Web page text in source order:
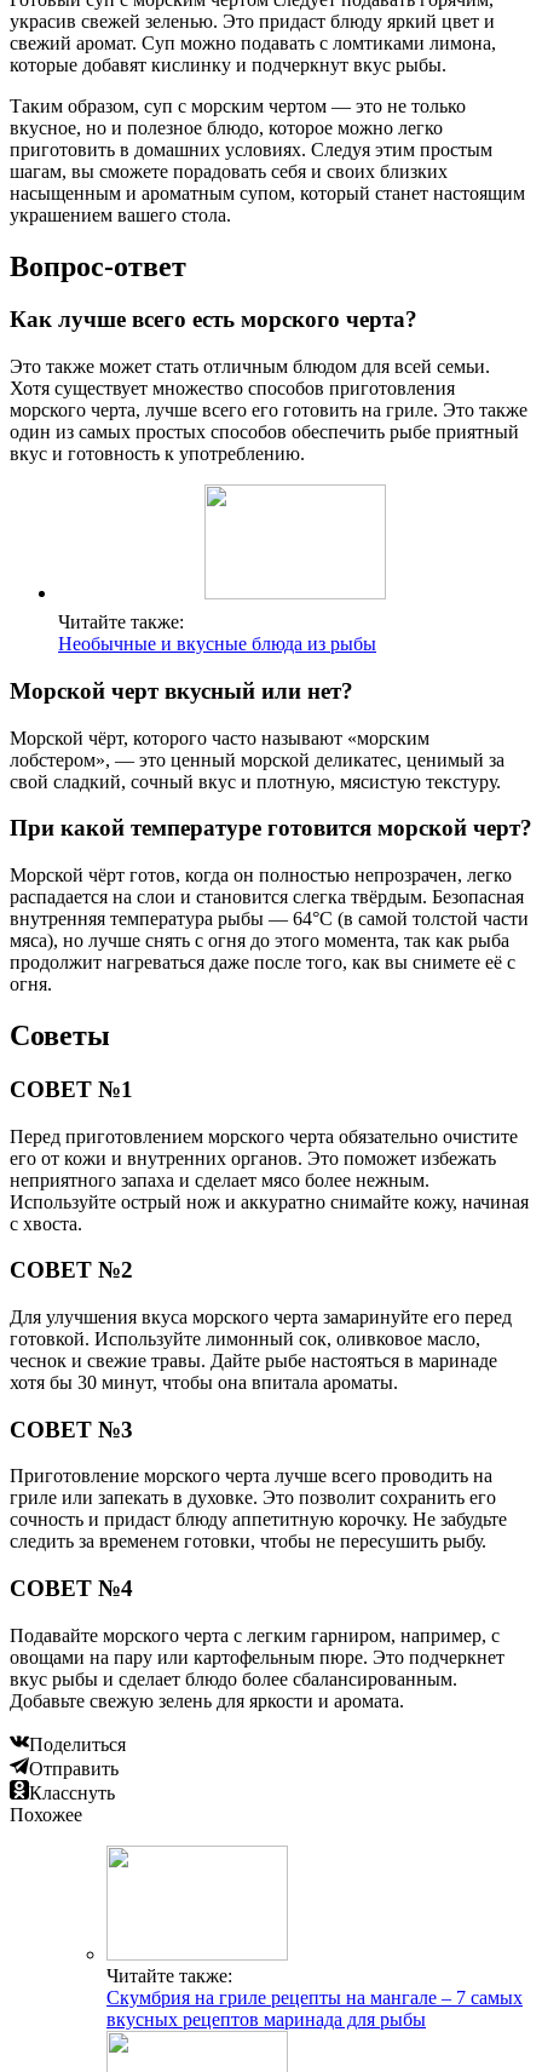
украсив свежей зеленью. Это придаст блюду яркий цвет и
свежий аромат. Суп можно подавать с ломтиками лимона,
которые добавят кислинку и подчеркнут вкус рыбы.
Таким образом, суп с морским чертом — это не только
вкусное, но и полезное блюдо, которое можно легко
приготовить в домашних условиях. Следуя этим простым
шагам, вы сможете порадовать себя и своих близких
насыщенным и ароматным супом, который станет настоящим
украшением вашего стола.
Вопрос-ответ
Как лучше всего есть морского черта?
Это также может стать отличным блюдом для всей семьи.
Хотя существует множество способов приготовления
морского черта, лучше всего его готовить на гриле. Это также
один из самых простых способов обеспечить рыбе приятный
вкус и готовность к употреблению.
Читайте также:
Необычные и вкусные блюда из рыбы
Морской черт вкусный или нет?
Морской чёрт, которого часто называют «морским
лобстером», — это ценный морской деликатес, ценимый за
свой сладкий, сочный вкус и плотную, мясистую текстуру.
При какой температуре готовится морской черт?
Морской чёрт готов, когда он полностью непрозрачен, легко
распадается на слои и становится слегка твёрдым. Безопасная
внутренняя температура рыбы — 64°C (в самой толстой части
мяса), но лучше снять с огня до этого момента, так как рыба
продолжит нагреваться даже после того, как вы снимете её с
огня.
Советы
СОВЕТ №1
Перед приготовлением морского черта обязательно очистите
его от кожи и внутренних органов. Это поможет избежать
неприятного запаха и сделает мясо более нежным.
Используйте острый нож и аккуратно снимайте кожу, начиная
с хвоста.
СОВЕТ №2
Для улучшения вкуса морского черта замаринуйте его перед
готовкой. Используйте лимонный сок, оливковое масло,
чеснок и свежие травы. Дайте рыбе настояться в маринаде
хотя бы 30 минут, чтобы она впитала ароматы.
СОВЕТ №3
Приготовление морского черта лучше всего проводить на
гриле или запекать в духовке. Это позволит сохранить его
сочность и придаст блюду аппетитную корочку. Не забудьте
следить за временем готовки, чтобы не пересушить рыбу.
СОВЕТ №4
Подавайте морского черта с легким гарниром, например, с
овощами на пару или картофельным пюре. Это подчеркнет
вкус рыбы и сделает блюдо более сбалансированным.
Добавьте свежую зелень для яркости и аромата.
Поделиться
Отправить
Класснуть
Похожее
Читайте также:
Скумбрия на гриле рецепты на мангале – 7 самых
вкусных рецептов маринада для рыбы